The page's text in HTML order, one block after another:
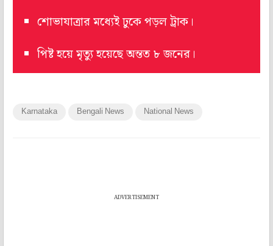
শোভাযাত্রার মধ্যেই ঢুকে পড়ল ট্রাক।
পিষ্ট হয়ে মৃত্যু হয়েছে অন্তত ৮ জনের।
Karnataka Bengali News National News
ADVERTISEMENT